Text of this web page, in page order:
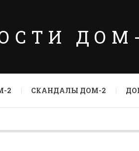
2 СКАНДАЛЫ ДОМ-2